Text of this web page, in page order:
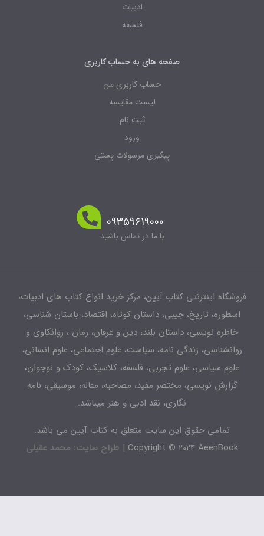
ادبیات
فلسفه
صفحه های به حساب کاربری
حساب کاربری من
لیست مقایسه
ثبت نام
ورود
پیگیری مرسولات پستی
۰۹۳۵۹۶۱۹۰۰۰
با ما در تماس باشید
فروشگاه اینترنتی کتاب آیین، مرکز خرید انواع کتاب های ادبیات،
اسطوره، تاریخ، جیبی، داستان کوتاه، اقتصاد، باستان شناسی،
خاطره نویسی، داستان بلند، دین و عرفان، رمان ، روانکاوی و
روانشناسی، زندگی نامه، سیاست، علوم اجتماعی، علوم انسانی،
علوم سیاسی، علوم تجربی، فلسفه، کلاسیک، کودک و نوجوان،
گزارش نویسی، مختصر مفید، مصاحبه، مقاله، موسیقی، نامه
نگاری، نقد ادبی و هنر میباشد.
تمامی حقوق این سایت متعلق به کتاب آیین می باشد.
Copyright © 2024 AeenBook |
طراح سایت: محمد عقیلی